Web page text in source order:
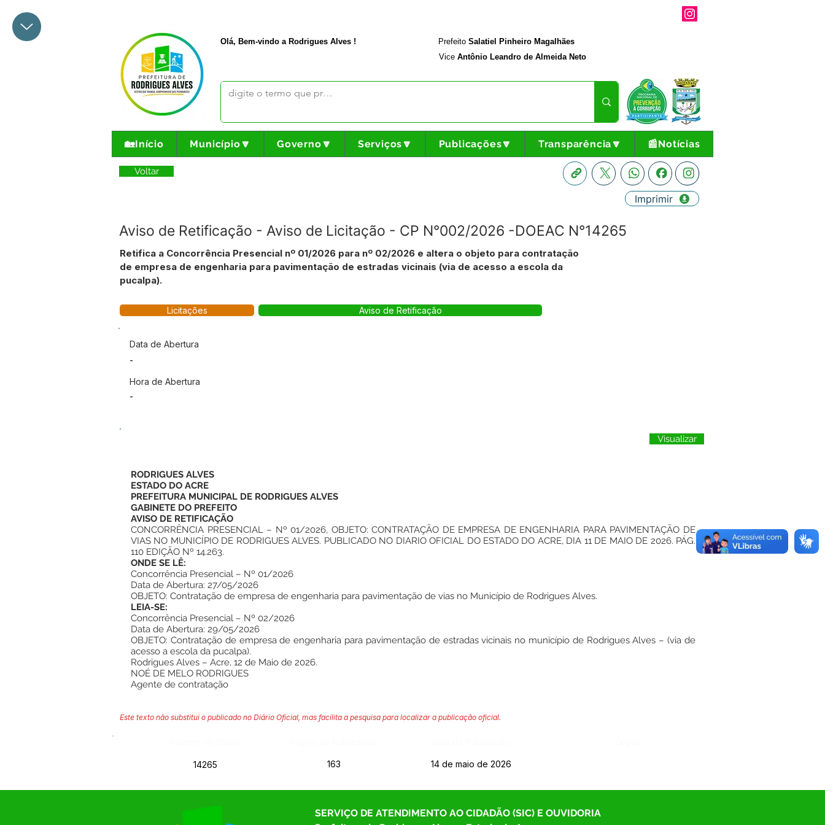
Olá, Bem-vindo a Rodrigues Alves ! Prefeito Salatiel Pinheiro Magalhães
Vice Antônio Leandro de Almeida Neto
🏡Início Município🔽 Governo🔽 Serviços🔽 Publicações🔽 Transparência🔽 📰Notícias
Voltar
Aviso de Retificação - Aviso de Licitação - CP N°002/2026 -DOEAC N°14265
Imprimir
Retifica a Concorrência Presencial nº 01/2026 para nº 02/2026 e altera o objeto para contratação
de empresa de engenharia para pavimentação de estradas vicinais (via de acesso a escola da
pucalpa).
Licitações Aviso de Retificação
Data de Abertura
-
Hora de Abertura
-
Visualizar
RODRIGUES ALVES
ESTADO DO ACRE
PREFEITURA MUNICIPAL DE RODRIGUES ALVES
GABINETE DO PREFEITO
AVISO DE RETIFICAÇÃO
CONCORRÊNCIA PRESENCIAL – Nº 01/2026, OBJETO: CONTRATAÇÃO DE EMPRESA DE ENGENHARIA PARA PAVIMENTAÇÃO DE
VIAS NO MUNICÍPIO DE RODRIGUES ALVES. PUBLICADO NO DIARIO OFICIAL DO ESTADO DO ACRE, DIA 11 DE MAIO DE 2026. PÁG.
110 EDIÇÃO Nº 14.263.
ONDE SE LÊ:
Concorrência Presencial – Nº 01/2026
Data de Abertura: 27/05/2026
OBJETO: Contratação de empresa de engenharia para pavimentação de vias no Município de Rodrigues Alves.
LEIA-SE:
Concorrência Presencial – Nº 02/2026
Data de Abertura: 29/05/2026
OBJETO: Contratação de empresa de engenharia para pavimentação de estradas vicinais no município de Rodrigues Alves – (via de
acesso a escola da pucalpa).
Rodrigues Alves – Acre, 12 de Maio de 2026.
NOÉ DE MELO RODRIGUES
Agente de contratação
Este texto não substitui o publicado no Diário Oficial, mas facilita a pesquisa para localizar a publicação oficial.
14265 163 14 de maio de 2026
SERVIÇO DE ATENDIMENTO AO CIDADÃO (SIC) E OUVIDORIA